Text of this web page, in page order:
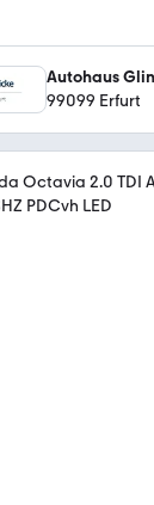
Autohaus
99099 Erfurt